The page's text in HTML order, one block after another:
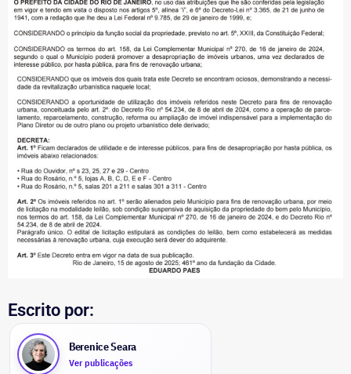
Escrito por:
Berenice Seara
Ver publicações